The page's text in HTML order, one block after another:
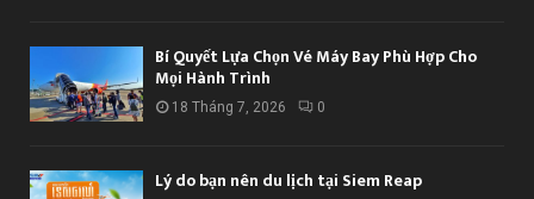
Bí Quyết Lựa Chọn Vé Máy Bay Phù Hợp Cho
Mọi Hành Trình
18 Tháng 7, 2026 0
Lý do bạn nên du lịch tại Siem Reap